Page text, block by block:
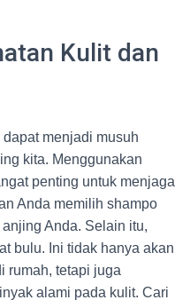
Kulit dan
menjadi musuh
kita. Menggunakan
penting untuk menjaga
Anda memilih shampo
Anda. Selain itu,
bulu. Ini tidak hanya akan
rumah, tetapi juga
alami pada kulit. Cari